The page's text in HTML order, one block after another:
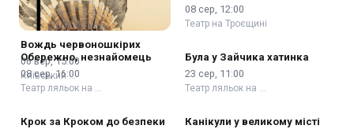
Вождь червоношкірих
06 вер, 15:00
Київський …
08 сер, 12:00
Театр на Троєщині
Обережно, незнайомець
08 сер, 16:00
Театр ляльок на …
Була у Зайчика хатинка
23 сер, 11:00
Театр ляльок на …
Крок за Кроком до безпеки
Канікули у великому місті